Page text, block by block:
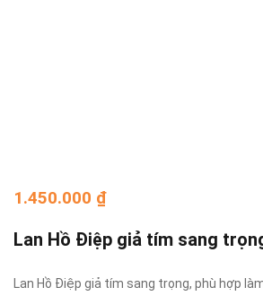
1.450.000 ₫
Lan Hồ Điệp giả tím sang
Lan Hồ Điệp giả tím sang trọng, phù hợp